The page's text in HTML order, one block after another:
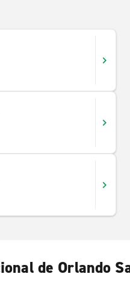
de Orlando